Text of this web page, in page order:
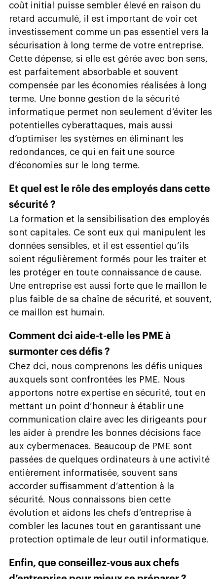
coût initial puisse sembler élevé en raison du
retard accumulé, il est important de voir cet
investissement comme un pas essentiel vers la
sécurisation à long terme de votre entreprise.
Cette dépense, si elle est gérée avec bon sens,
est parfaitement absorbable et souvent
compensée par les économies réalisées à long
terme. Une bonne gestion de la sécurité
informatique permet non seulement d’éviter les
potentielles cyberattaques, mais aussi
d’optimiser les systèmes en éliminant les
redondances, ce qui en fait une source
d’économies sur le long terme.
Et quel est le rôle des employés dans cette
sécurité ?
La formation et la sensibilisation des employés
sont capitales. Ce sont eux qui manipulent les
données sensibles, et il est essentiel qu’ils
soient régulièrement formés pour les traiter et
les protéger en toute connaissance de cause.
Une entreprise est aussi forte que le maillon le
plus faible de sa chaîne de sécurité, et souvent,
ce maillon est humain.
Comment dci aide-t-elle les PME à
surmonter ces défis ?
Chez dci, nous comprenons les défis uniques
auxquels sont confrontées les PME. Nous
apportons notre expertise en sécurité, tout en
mettant un point d’honneur à établir une
communication claire avec les dirigeants pour
les aider à prendre les bonnes décisions face
aux cybermenaces. Beaucoup de PME sont
passées de quelques ordinateurs à une activité
entièrement informatisée, souvent sans
accorder suffisamment d’attention à la
sécurité. Nous connaissons bien cette
évolution et aidons les chefs d’entreprise à
combler les lacunes tout en garantissant une
protection optimale de leur outil informatique.
Enfin, que conseillez-vous aux chefs